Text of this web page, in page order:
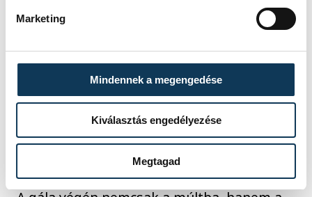
Marketing
Mindennek a megengedése
Kiválasztás engedélyezése
Megtagad